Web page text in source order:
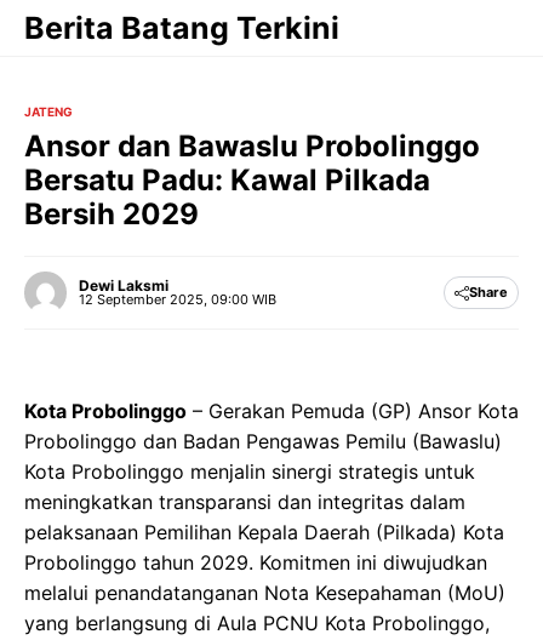
Langsung
Berita Batang Terkini
JATENG
Ansor dan Bawaslu Probolinggo
Bersatu Padu: Kawal Pilkada
Bersih 2029
Dewi Laksmi
12 September 2025, 09:00 WIB Share
Kota Probolinggo – Gerakan Pemuda (GP) Ansor Kota
Probolinggo dan Badan Pengawas Pemilu (Bawaslu)
Kota Probolinggo menjalin sinergi strategis untuk
meningkatkan transparansi dan integritas dalam
pelaksanaan Pemilihan Kepala Daerah (Pilkada) Kota
Probolinggo tahun 2029. Komitmen ini diwujudkan
melalui penandatanganan Nota Kesepahaman (MoU)
yang berlangsung di Aula PCNU Kota Probolinggo,